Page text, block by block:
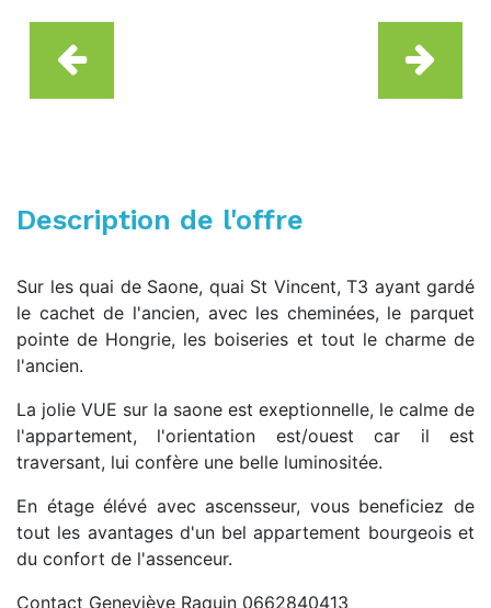
Description de l'offre
Sur les quai de Saone, quai St Vincent, T3 ayant gardé
le cachet de l'ancien, avec les cheminées, le parquet
pointe de Hongrie, les boiseries et tout le charme de
l'ancien.
La jolie VUE sur la saone est exeptionnelle, le calme de
l'appartement, l'orientation est/ouest car il est
traversant, lui confère une belle luminositée.
En étage élévé avec ascensseur, vous beneficiez de
tout les avantages d'un bel appartement bourgeois et
du confort de l'assenceur.
Contact Geneviève Raquin 0662840413